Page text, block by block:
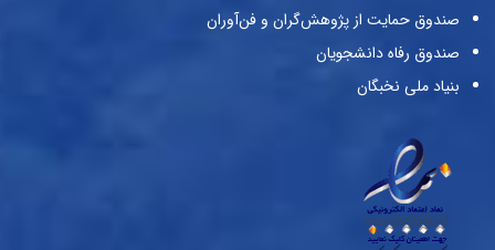
صندوق حمایت از پژوهش‌گران و فن‌آوران
صندوق رفاه دانشجویان
بنیاد ملی نخبگان